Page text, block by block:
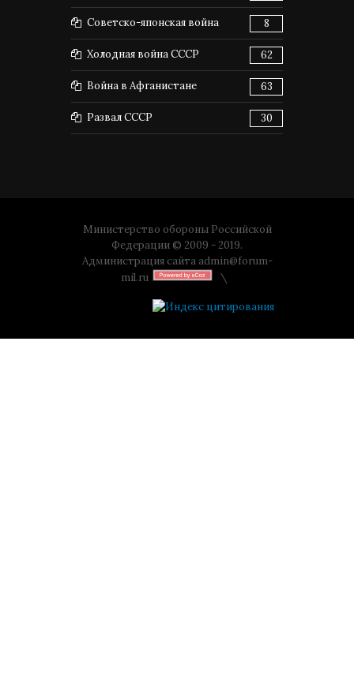
Советско-японская война 8
Холодная война СССР 62
Война в Афганистане 63
Развал СССР 30
Министерство обороны Российской
Федерации © 2009 - 2019.
Администрация сайта admin@forum-
mil.ru